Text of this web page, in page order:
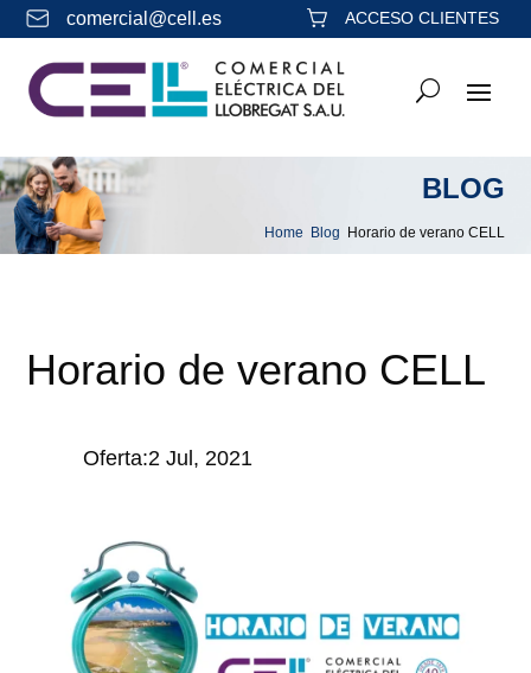
comercial@cell.es ACCESO CLIENTES
BLOG
Home &#x39;
Blog &#x39;
Horario de verano CELL
Horario de verano CELL
Oferta:2 Jul, 2021